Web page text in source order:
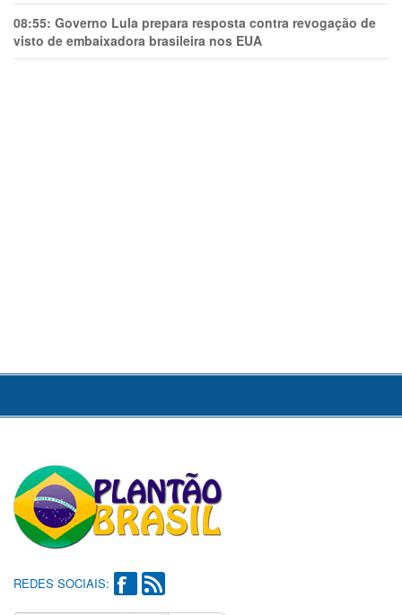
08:55: Governo Lula prepara resposta contra revogação de
visto de embaixadora brasileira nos EUA
REDES SOCIAIS: